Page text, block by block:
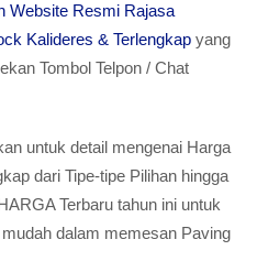
Website Resmi Rajasa
Kalideres & Terlengkap yang
Tombol Telpon / Chat
untuk detail mengenai Harga
dari Tipe-tipe Pilihan hingga
Terbaru tahun ini untuk
dalam memesan Paving